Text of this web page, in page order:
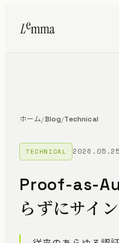
ホーム/Blog/Technical
TECHNICAL 2026.05.25
Proof-as-
らずにサイ